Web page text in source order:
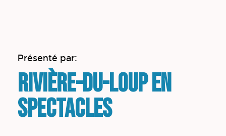
Présenté par:
Rivière-du-Loup en
spectacles